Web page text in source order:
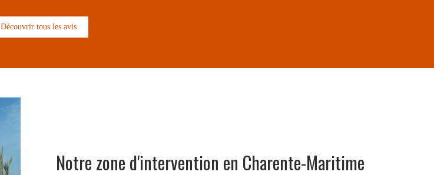
Découvrir tous les avis
Notre zone d'intervention en Charente-Maritime